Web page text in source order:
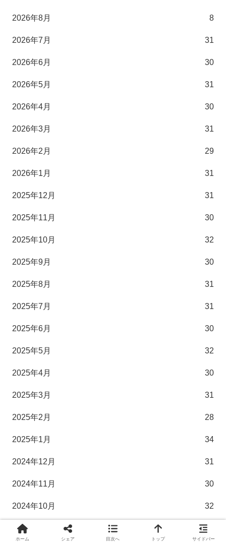
2026年8月 8
2026年7月 31
2026年6月 30
2026年5月 31
2026年4月 30
2026年3月 31
2026年2月 29
2026年1月 31
2025年12月 31
2025年11月 30
2025年10月 32
2025年9月 30
2025年8月 31
2025年7月 31
2025年6月 30
2025年5月 32
2025年4月 30
2025年3月 31
2025年2月 28
2025年1月 34
2024年12月 31
2024年11月 30
2024年10月 32
2024年9月 30
ホーム シェア 目次へ トップ サイドバー